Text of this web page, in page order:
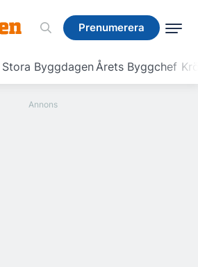
Prenumerera
Stora ByggdagenÅrets Byggchef
Prenumerera